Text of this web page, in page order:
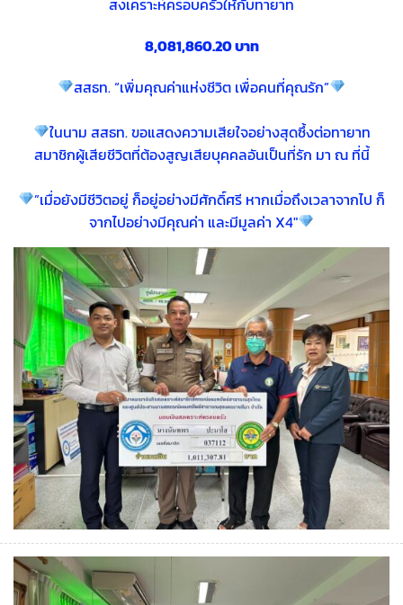
สงเคราะห์ครอบครัวให้กับทายาท
8,081,860.20 บาท
สสธท. “เพิ่มคุณค่าแห่งชีวิต เพื่อคนที่คุณรัก”
ในนาม สสธท. ขอแสดงความเสียใจอย่างสุดซึ้งต่อทายาท
สมาชิกผู้เสียชีวิตที่ต้องสูญเสียบุคคลอันเป็นที่รัก มา ณ ที่นี้
”เมื่อยังมีชีวิตอยู่ ก็อยู่อย่างมีศักดิ์ศรี หากเมื่อถึงเวลาจากไป ก็
จากไปอย่างมีคุณค่า และมีมูลค่า X4″